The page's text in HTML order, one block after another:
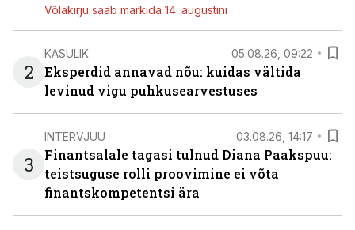
Võlakirju saab märkida 14. augustini
2
KASULIK 05.08.26, 09:22
Eksperdid annavad nõu: kuidas vältida
levinud vigu puhkusearvestuses
3
INTERVJUU 03.08.26, 14:17
Finantsalale tagasi tulnud Diana Paakspuu:
teistsuguse rolli proovimine ei võta
finantskompetentsi ära